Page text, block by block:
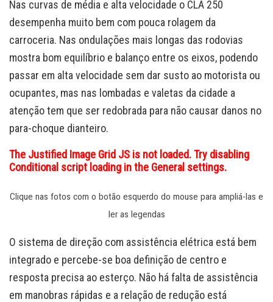
Nas curvas de média e alta velocidade o CLA 250
desempenha muito bem com pouca rolagem da
carroceria. Nas ondulações mais longas das rodovias
mostra bom equilíbrio e balanço entre os eixos, podendo
passar em alta velocidade sem dar susto ao motorista ou
ocupantes, mas nas lombadas e valetas da cidade a
atenção tem que ser redobrada para não causar danos no
para-choque dianteiro.
The Justified Image Grid JS is not loaded. Try disabling
Conditional script loading in the General settings.
Clique nas fotos com o botão esquerdo do mouse para ampliá-las e
ler as legendas
O sistema de direção com assistência elétrica está bem
integrado e percebe-se boa definição de centro e
resposta precisa ao esterço. Não há falta de assistência
em manobras rápidas e a relação de redução está